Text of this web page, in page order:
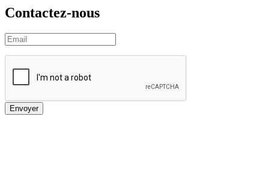
Contactez-nous
Envoyer